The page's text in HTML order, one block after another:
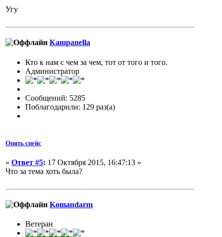
Угу
Кampanella
Кто к нам с чем за чем, тот от того и того.
Администратор
Сообщений: 5285
Поблагодарили: 129 раз(а)
Опять спейс
« Ответ #5: 17 Октября 2015, 16:47:13 »
Что за тема хоть была?
Komandarm
Ветеран